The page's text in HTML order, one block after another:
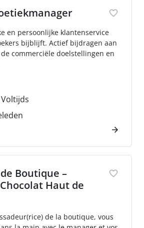
en persoonlijke klantenservice
bijblijft. Actief bijdragen aan
commerciële doelstellingen en
Voltijds
Boutique –
Haut de
de la boutique, vous